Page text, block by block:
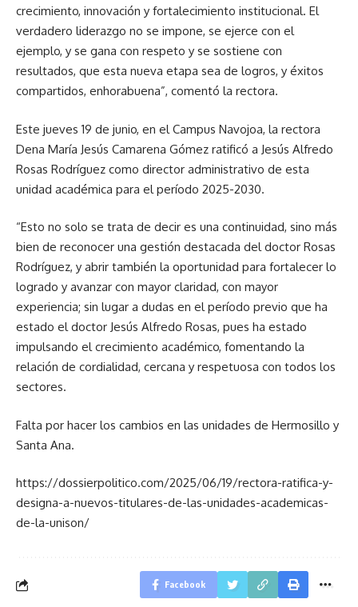
crecimiento, innovación y fortalecimiento institucional. El
verdadero liderazgo no se impone, se ejerce con el
ejemplo, y se gana con respeto y se sostiene con
resultados, que esta nueva etapa sea de logros, y éxitos
compartidos, enhorabuena”, comentó la rectora.
Este jueves 19 de junio, en el Campus Navojoa, la rectora
Dena María Jesús Camarena Gómez ratificó a Jesús Alfredo
Rosas Rodríguez como director administrativo de esta
unidad académica para el período 2025-2030.
“Esto no solo se trata de decir es una continuidad, sino más
bien de reconocer una gestión destacada del doctor Rosas
Rodríguez, y abrir también la oportunidad para fortalecer lo
logrado y avanzar con mayor claridad, con mayor
experiencia; sin lugar a dudas en el período previo que ha
estado el doctor Jesús Alfredo Rosas, pues ha estado
impulsando el crecimiento académico, fomentando la
relación de cordialidad, cercana y respetuosa con todos los
sectores.
Falta por hacer los cambios en las unidades de Hermosillo y
Santa Ana.
https://dossierpolitico.com/2025/06/19/rectora-ratifica-y-
designa-a-nuevos-titulares-de-las-unidades-academicas-
de-la-unison/
Facebook